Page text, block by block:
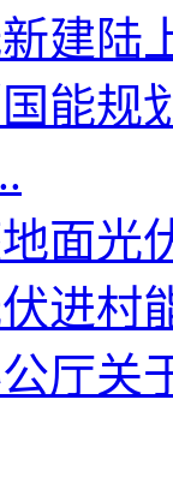
建陆
能规
面光
进村
厅关